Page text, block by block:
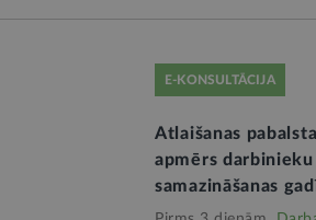
E-KONSULTĀCIJA
Atlaišanas pabalsta
apmērs
samazināšanas